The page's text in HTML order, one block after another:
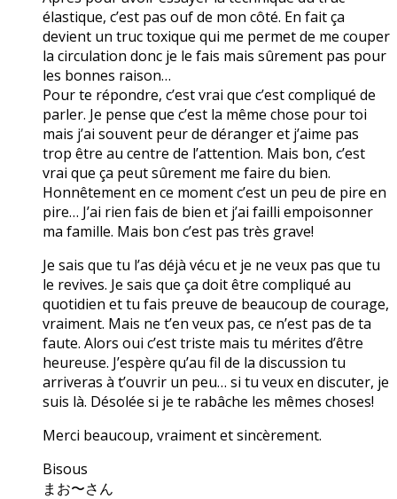
élastique, c’est pas ouf de mon côté. En fait ça
devient un truc toxique qui me permet de me couper
la circulation donc je le fais mais sûrement pas pour
les bonnes raison…
Pour te répondre, c’est vrai que c’est compliqué de
parler. Je pense que c’est la même chose pour toi
mais j’ai souvent peur de déranger et j’aime pas
trop être au centre de l’attention. Mais bon, c’est
vrai que ça peut sûrement me faire du bien.
Honnêtement en ce moment c’est un peu de pire en
pire… J’ai rien fais de bien et j’ai failli empoisonner
ma famille. Mais bon c’est pas très grave!
Je sais que tu l’as déjà vécu et je ne veux pas que tu
le revives. Je sais que ça doit être compliqué au
quotidien et tu fais preuve de beaucoup de courage,
vraiment. Mais ne t’en veux pas, ce n’est pas de ta
faute. Alors oui c’est triste mais tu mérites d’être
heureuse. J’espère qu’au fil de la discussion tu
arriveras à t’ouvrir un peu… si tu veux en discuter, je
suis là. Désolée si je te rabâche les mêmes choses!
Merci beaucoup, vraiment et sincèrement.
Bisous
まお〜さん